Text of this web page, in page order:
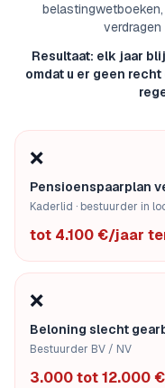
Resultaat: elk jaar
omdat u er geen
❌
Pensioenspaarplan
Kaderlid · bestuurder in
tot 4.100 €/jaar
❌
Beloning slecht
Bestuurder BV / NV
3.000 tot 12.000